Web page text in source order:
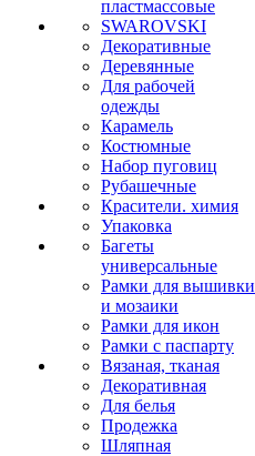
пластмассовые
SWAROVSKI
Декоративные
Деревянные
Для рабочей
одежды
Карамель
Костюмные
Набор пуговиц
Рубашечные
Красители. химия
Упаковка
Багеты
универсальные
Рамки для вышивки
и мозаики
Рамки для икон
Рамки с паспарту
Вязаная, тканая
Декоративная
Для белья
Продежка
Шляпная